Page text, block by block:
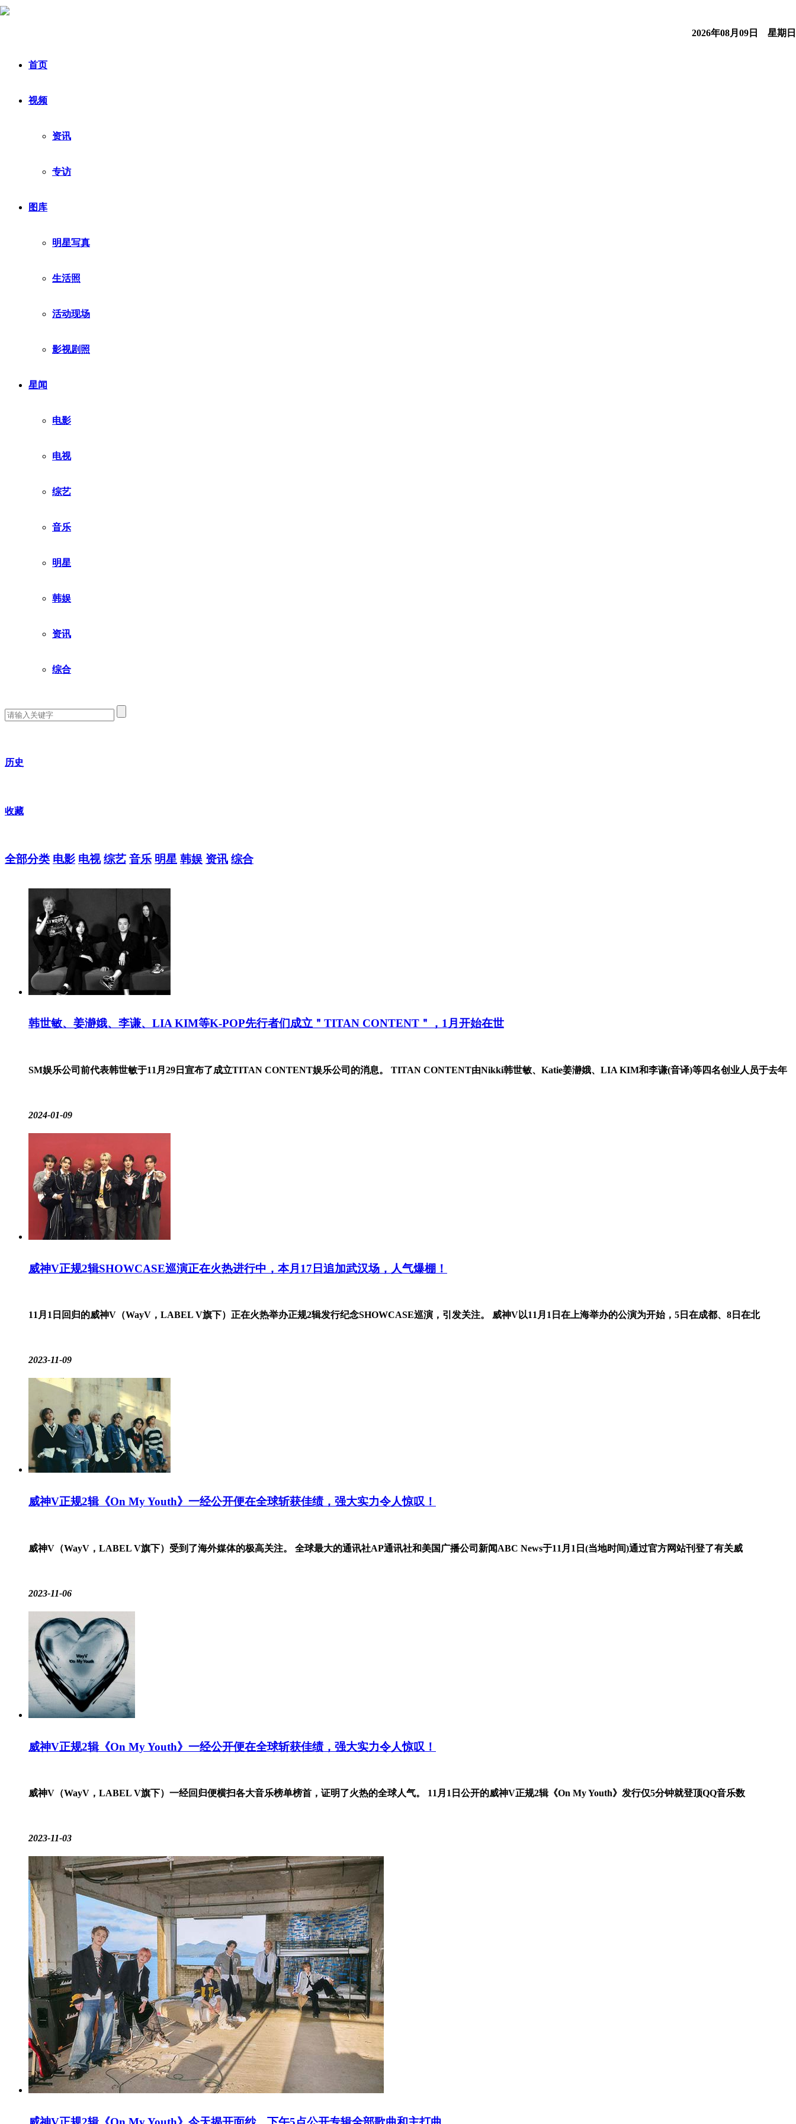
2026年08月09日 星期日
首页
视频
资讯
专访
图库
明星写真
生活照
活动现场
影视剧照
星闻
电影
电视
综艺
音乐
明星
韩娱
资讯
综合
历史
收藏
全部分类 电影 电视 综艺 音乐 明星 韩娱 资讯 综合
韩世敏、姜瀞娥、李谦、LIA KIM等K-POP先行者们成立＂TITAN CONTENT＂，1月开始在世
SM娱乐公司前代表韩世敏于11月29日宣布了成立TITAN CONTENT娱乐公司的消息。 TITAN CONTENT由Nikki韩世敏、Katie姜瀞娥、LIA KIM和李谦(音译)等四名创业人员于去年
2024-01-09
威神V正规2辑SHOWCASE巡演正在火热进行中，本月17日追加武汉场，人气爆棚！
11月1日回归的威神V（WayV，LABEL V旗下）正在火热举办正规2辑发行纪念SHOWCASE巡演，引发关注。 威神V以11月1日在上海举办的公演为开始，5日在成都、8日在北
2023-11-09
威神V正规2辑《On My Youth》一经公开便在全球斩获佳绩，强大实力令人惊叹！
威神V（WayV，LABEL V旗下）受到了海外媒体的极高关注。 全球最大的通讯社AP通讯社和美国广播公司新闻ABC News于11月1日(当地时间)通过官方网站刊登了有关威
2023-11-06
威神V正规2辑《On My Youth》一经公开便在全球斩获佳绩，强大实力令人惊叹！
威神V（WayV，LABEL V旗下）一经回归便横扫各大音乐榜单榜首，证明了火热的全球人气。 11月1日公开的威神V正规2辑《On My Youth》发行仅5分钟就登顶QQ音乐数
2023-11-03